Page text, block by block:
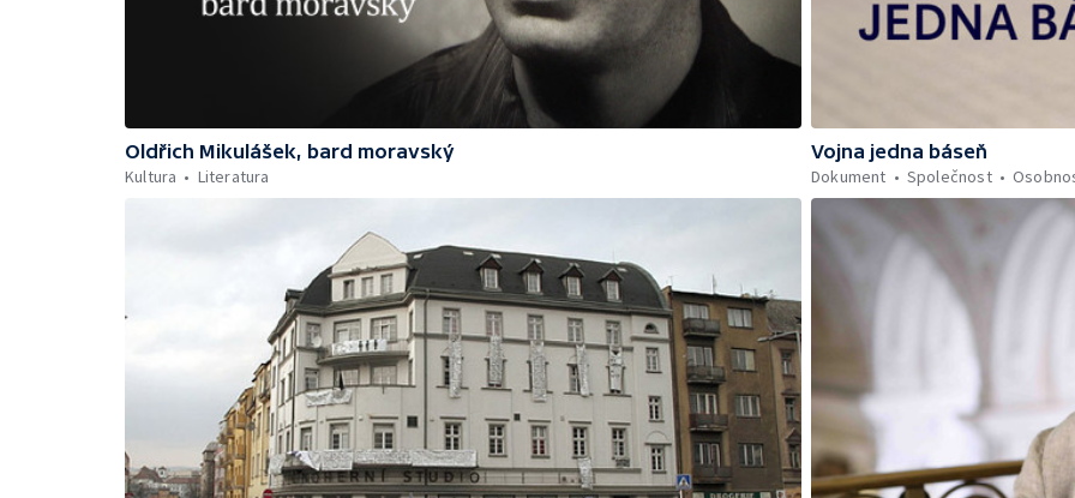
Oldřich Mikulášek, bard moravský
Kultura
Literatura
Vojna jedna báseň
Dokument
Společnost